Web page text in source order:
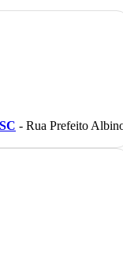
- Rua Prefeito